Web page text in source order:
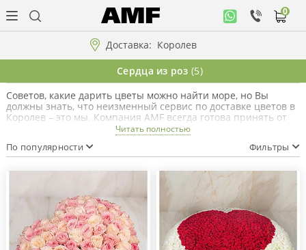
Доставка: Королев
0
кабинет
Цветы
Композиции
Коллекции!!!
Сердца из роз(5)
Советов, какие дарить цветы можно найти море, но Вы
должны знать, что неизменный сервис по доставке цветов в
Королев – это мы. Компания AMF всегда готова принять от
вас звонок или электронное сообщение и отправить своих
курьеров по указанному адресу. Не стесняйтесь дарить
радость, не жалейте для этого денег, любите и всегда будете
любимыми. Старайтесь вырваться из рутины, чтобы
заставить улыбнуться близких людей и вам это окупится
Читать полностью
По популярности Фильтры